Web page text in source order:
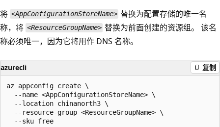
将 <AppConfigurationStoreName> 替换为配置存储的唯一名
称，将 <ResourceGroupName> 替换为前面创建的资源组。 该名
称必须唯一，因为它将用作 DNS 名称。
azurecli 复制
az appconfig create \
  --name <AppConfigurationStoreName> \
  --location chinanorth3 \
  --resource-group <ResourceGroupName> \